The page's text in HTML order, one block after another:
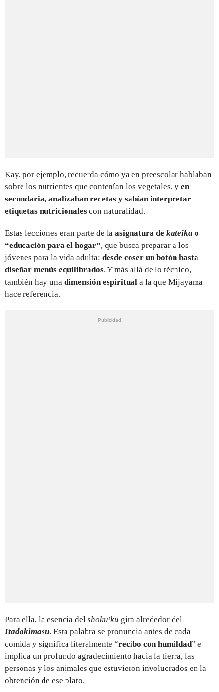
Kay, por ejemplo, recuerda cómo ya en preescolar hablaban
sobre los nutrientes que contenían los vegetales, y en
secundaria, analizaban recetas y sabían interpretar
etiquetas nutricionales con naturalidad.
Estas lecciones eran parte de la asignatura de kateika o
“educación para el hogar”, que busca preparar a los
jóvenes para la vida adulta: desde coser un botón hasta
diseñar menús equilibrados. Y más allá de lo técnico,
también hay una dimensión espiritual a la que Mijayama
hace referencia.
Para ella, la esencia del shokuiku gira alrededor del
Itadakimasu. Esta palabra se pronuncia antes de cada
comida y significa literalmente “recibo con humildad” e
implica un profundo agradecimiento hacia la tierra, las
personas y los animales que estuvieron involucrados en la
obtención de ese plato.